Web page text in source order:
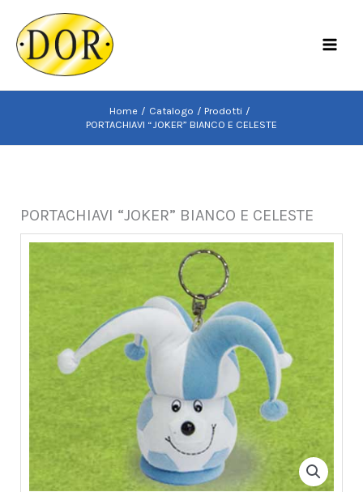
contenuto
Home Catalogo
Prodotti
PORTACHIAVI “JOKER” BIANCO E CELESTE
PORTACHIAVI “JOKER” BIANCO E CELESTE